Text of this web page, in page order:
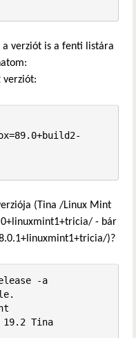
a verziót is a fenti listára
verziót:
(Tina /Linux Mint
- bár
)?
-a
Tina